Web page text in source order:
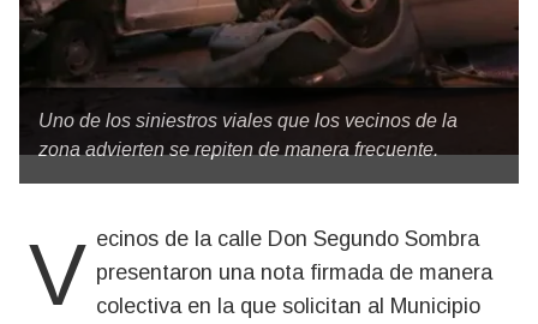
Uno de los siniestros viales que los vecinos de la
zona advierten se repiten de manera frecuente.
Vecinos de la calle Don Segundo Sombra presentaron una nota firmada de manera
colectiva en la que solicitan al Municipio